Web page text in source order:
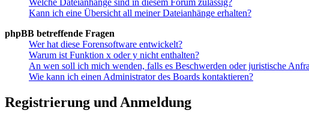
Welche Dateianhänge sind in diesem Forum zulässig?
Kann ich eine Übersicht all meiner Dateianhänge erhalten?
phpBB betreffende Fragen
Wer hat diese Forensoftware entwickelt?
Warum ist Funktion x oder y nicht enthalten?
An wen soll ich mich wenden, falls es Beschwerden oder juristische
Wie kann ich einen Administrator des Boards kontaktieren?
Registrierung und Anmeldung